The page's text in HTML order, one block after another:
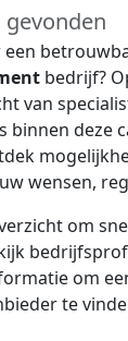
een
bedrijf?
van
binnen deze
wensen,
om
om
te